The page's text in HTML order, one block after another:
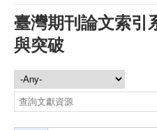
臺灣期刊論文索引
與突破
文獻資源
Search this site